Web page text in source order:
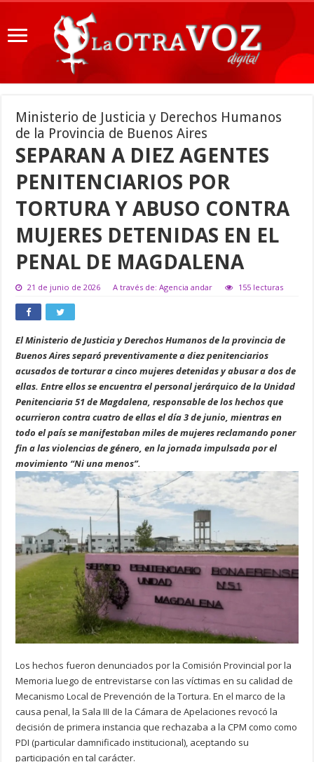
Ministerio de Justicia y Derechos Humanos
de la Provincia de Buenos Aires
SEPARAN A DIEZ AGENTES
PENITENCIARIOS POR
TORTURA Y ABUSO CONTRA
MUJERES DETENIDAS EN EL
PENAL DE MAGDALENA
21 de junio de 2026 A través de: Agencia andar 155 lecturas
El Ministerio de Justicia y Derechos Humanos de la provincia de
Buenos Aires separó preventivamente a diez penitenciarios
acusados de torturar a cinco mujeres detenidas y abusar a dos de
ellas. Entre ellos se encuentra el personal jerárquico de la Unidad
Penitenciaria 51 de Magdalena, responsable de los hechos que
ocurrieron contra cuatro de ellas el día 3 de junio, mientras en
todo el país se manifestaban miles de mujeres reclamando poner
fin a las violencias de género, en la jornada impulsada por el
movimiento “Ni una menos”.
Los hechos fueron denunciados por la Comisión Provincial por la
Memoria luego de entrevistarse con las víctimas en su calidad de
Mecanismo Local de Prevención de la Tortura. En el marco de la
causa penal, la Sala III de la Cámara de Apelaciones revocó la
decisión de primera instancia que rechazaba a la CPM como como
PDI (particular damnificado institucional), aceptando su
participación en tal carácter.